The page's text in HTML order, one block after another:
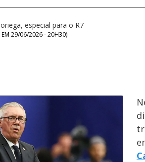
especial para o R7
29/06/2026 - 20H30)